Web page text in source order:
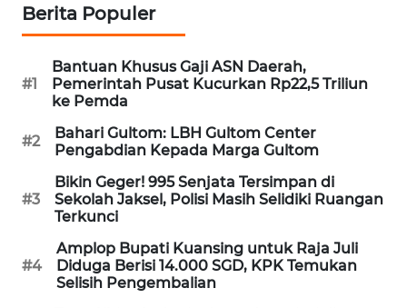
Berita Populer
#1
Bantuan Khusus Gaji ASN Daerah,
Pemerintah Pusat Kucurkan Rp22,5 Triliun
ke Pemda
#2
Bahari Gultom: LBH Gultom Center
Pengabdian Kepada Marga Gultom
#3
Bikin Geger! 995 Senjata Tersimpan di
Sekolah Jaksel, Polisi Masih Selidiki Ruangan
Terkunci
#4
Amplop Bupati Kuansing untuk Raja Juli
Diduga Berisi 14.000 SGD, KPK Temukan
Selisih Pengembalian
KARIR
DISCLAIMER
Regional
WN
SUMUT
WN
JAKARTA